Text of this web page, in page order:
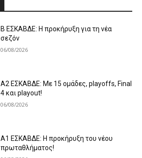
Β ΕΣΚΑΒΔΕ: Η προκήρυξη για τη νέα
σεζόν
06/08/2026
Α2 ΕΣΚΑΒΔΕ: Με 15 ομάδες, playoffs, Final
4 και playout!
06/08/2026
Α1 ΕΣΚΑΒΔΕ: Η προκήρυξη του νέου
πρωταθλήματος!